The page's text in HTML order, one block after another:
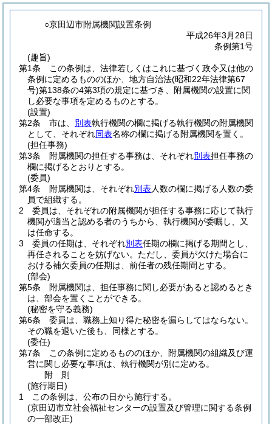
○京田辺市附属機関設置条例
平成26年3月28日
条例第1号
(趣旨)
第1条
この条例は、法律若しくはこれに基づく政令又は他の
条例に定めるもののほか、地方自治法(昭和22年法律第67
号)第138条の4第3項の規定に基づき、附属機関の設置に関
し必要な事項を定めるものとする。
(設置)
第2条
市は、 別表執行機関の欄に掲げる執行機関の附属機関
として、それぞれ同表名称の欄に掲げる附属機関を置く。
(担任事務)
第3条
附属機関の担任する事務は、それぞれ別表担任事務の
欄に掲げるとおりとする。
(委員)
第4条
附属機関は、それぞれ別表人数の欄に掲げる人数の委
員で組織する。
2
委員は、それぞれの附属機関が担任する事務に応じて執行
機関が適当と認める者のうちから、執行機関が委嘱し、又
は任命する。
3
委員の任期は、それぞれ別表任期の欄に掲げる期間とし、
再任されることを妨げない。 ただし、委員が欠けた場合に
おける補欠委員の任期は、前任者の残任期間とする。
(部会)
第5条
附属機関は、担任事務に関し必要があると認めるとき
は、部会を置くことができる。
(秘密を守る義務)
第6条
委員は、職務上知り得た秘密を漏らしてはならない。
その職を退いた後も、同様とする。
(委任)
第7条
この条例に定めるもののほか、附属機関の組織及び運
営に関し必要な事項は、執行機関が別に定める。
附 則
(施行期日)
1
この条例は、公布の日から施行する。
(京田辺市立社会福祉センターの設置及び管理に関する条例
の一部改正)